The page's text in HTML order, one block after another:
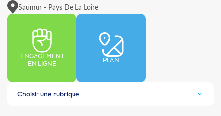
Saumur - Pays De La Loire
ENGAGEMENT
EN LIGNE
PLAN
Choisir une rubrique